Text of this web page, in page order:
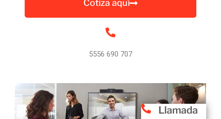
Cotiza aquí
5556 690 707
Llamada